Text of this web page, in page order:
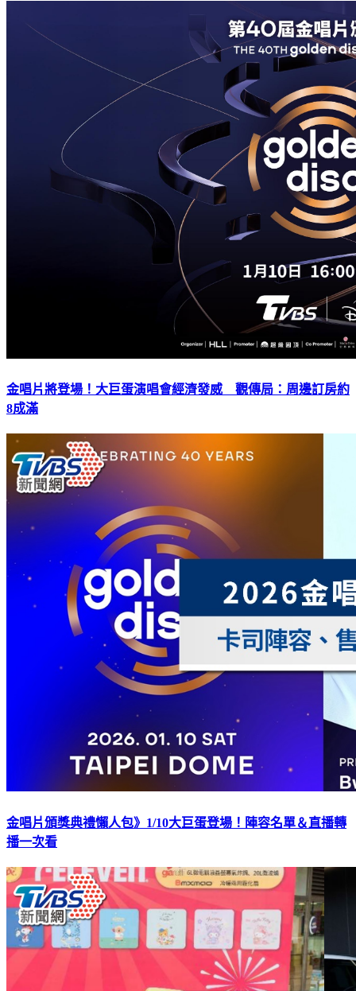
金唱片將登場！大巨蛋演唱會經濟發威 觀傳局：周邊訂房約
8成滿
金唱片頒獎典禮懶人包》1/10大巨蛋登場！陣容名單＆直播轉
播一次看